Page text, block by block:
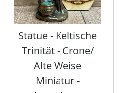
Statue - Keltische
Trinität - Crone/
Alte Weise
Miniatur -